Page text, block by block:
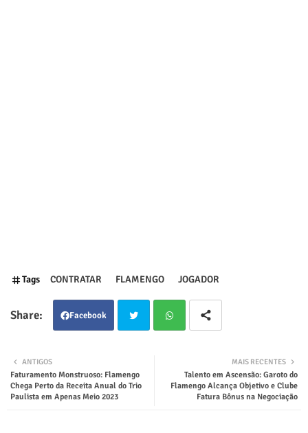
Tags CONTRATAR FLAMENGO JOGADOR
Facebook
ter
MAIS RECENTES
Talento em Ascensão: Garoto do
Flamengo Alcança Objetivo e Clube
Fatura Bônus na Negociação
ANTIGOS
Faturamento Monstruoso: Flamengo
Chega Perto da Receita Anual do Trio
Paulista em Apenas Meio 2023